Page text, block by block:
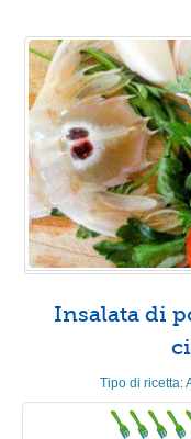
Insalata di
Tipo di ricetta: